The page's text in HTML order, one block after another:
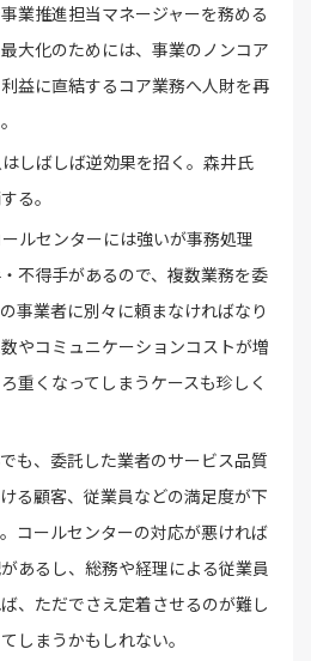
業推進担当マネージャーを務める
大化のためには、事業のノンコア
益に直結するコア業務へ人財を再
しばしば逆効果を招く。森井氏
る。
ールセンターには強いが事務処理
不得手があるので、複数業務を委
事業者に別々に頼まなければなり
やコミュニケーションコストが増
重くなってしまうケースも珍しく
も、委託した業者のサービス品質
る顧客、従業員などの満足度が下
コールセンターの対応が悪ければ
あるし、総務や経理による従業員
、ただでさえ定着させるのが難し
しまうかもしれない。